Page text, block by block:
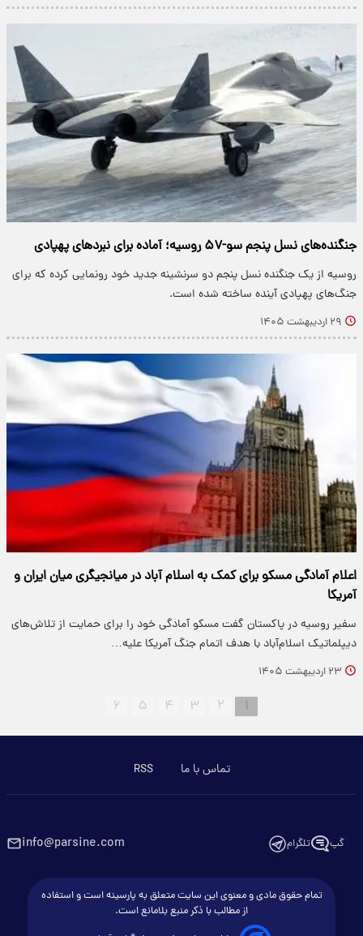
جنگنده‌های نسل پنجم سو-۵۷ روسیه؛ آماده برای نبردهای پهپادی
روسیه از یک جنگنده نسل پنجم دو سرنشینه جدید خود رونمایی کرده که برای
جنگ‌های پهپادی آینده ساخته شده است.
۲۹ اردیبهشت ۱۴۰۵
اعلام آمادگی مسکو برای کمک به اسلام آباد در میانجیگری میان ایران و
آمریکا
سفیر روسیه در پاکستان گفت مسکو آمادگی خود را برای حمایت از تلاش‌های
دیپلماتیک اسلام‌آباد با هدف اتمام جنگ آمریکا علیه…
۲۳ اردیبهشت ۱۴۰۵
۱ ۲ ۳ ۴ ۵ ۶
تماس با ما RSS
گپ تلگرام info@parsine.com
تمام حقوق مادی و معنوی این سایت متعلق به پارسینه است و استفاده
از مطالب با ذکر منبع بلامانع است.